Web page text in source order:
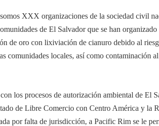
XXX organizaciones de la sociedad civil
de El Salvador que se han
de oro con lixiviación de cianuro debido al
comunidades locales, así como contaminación
los procesos de autorización ambiental de El
de Libre Comercio con Centro América y
por falta de jurisdicción, a Pacific Rim se le